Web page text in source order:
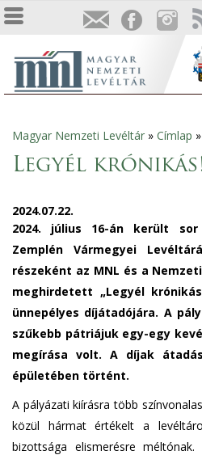
Jelenlegi
hely
Magyar Nemzeti Levéltár » Címlap »
Legyél
2024.07.22.
2024. július 16-án került sor
Zemplén Vármegyei
részeként az MNL és a
meghirdetett „Legyél
ünnepélyes díjátadójára. A
szűkebb pátriájuk egy-egy
megírása volt. A díjak
épületében történt.
A pályázati kiírásra több
közül hármat értékelt a
bizottsága elismerésre